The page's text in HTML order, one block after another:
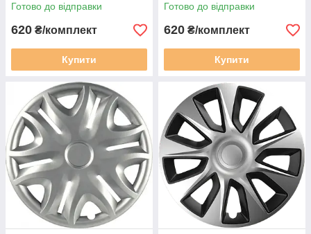
Готово до відправки
620 ₴/комплект
Купити
Готово до відправки
620 ₴/комплект
Купити